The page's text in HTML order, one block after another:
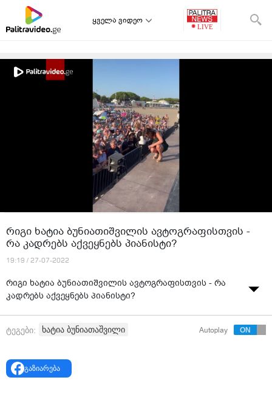
ყველა ვიდეო
რიგი ხატია ბუნიათიშვილის ავტოგრაფისთვის -
რა კადრებს აქვეყნებს პიანისტი?
19:19 / 27-07-2022
რიგი ხატია ბუნიათიშვილის ავტოგრაფისთვის - რა
კადრებს აქვეყნებს პიანისტი?
ტეგები: ხატია ბუნიათაშვილი Autoplay
გაზიარება